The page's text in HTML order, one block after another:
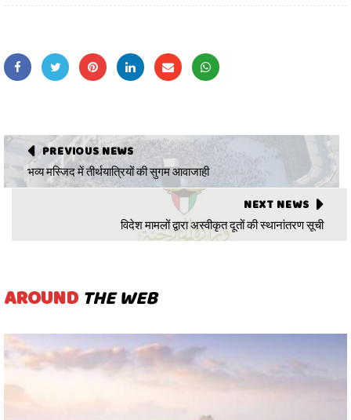
PREVIOUS NEWS
भव्य मस्जिद में तीर्थयात्रियों की सुगम आवाजाही
NEXT NEWS
विदेश मामलों द्वारा अस्वीकृत दूतों की स्थानांतरण सूची
AROUND THE WEB